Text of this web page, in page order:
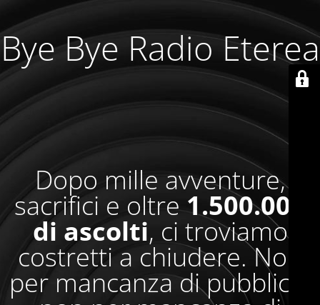
Bye Bye Radio Eterea
Dopo mille avventure,
sacrifici e oltre1.500.000
di ascolti, ci troviamo
costretti a chiudere. Non
per mancanza di pubblico,